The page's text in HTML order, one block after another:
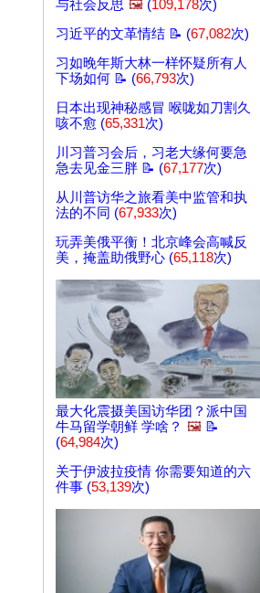
与社会反思 🖼️ (109,178次)
习近平的文革情结 📝 (67,082次)
习如晚年斯大林一样怀疑所有人
下场如何 📝 (66,793次)
日本出现神秘感冒 喉咙如刀割久
咳不愈 (65,331次)
川习普习会后，习老大缘何要急
急去见金三胖 📝 (67,177次)
从川普访华之旅看美中监管和执
法的不同 (67,933次)
玩弄美俄平衡！北京峰会高喊反
美，掩盖助俄野心 (65,118次)
最大化震摄美国访华团？派中国
牛马留学朝鲜 学啥？ 🖼️ 📝
(64,984次)
关于伊波拉疫情 你需要知道的六
件事 (53,139次)